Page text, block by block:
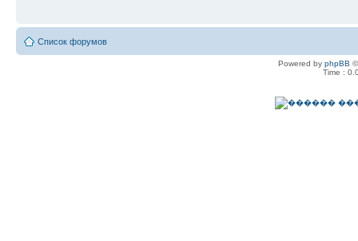
Список форумов
Powered by phpBB
Time :